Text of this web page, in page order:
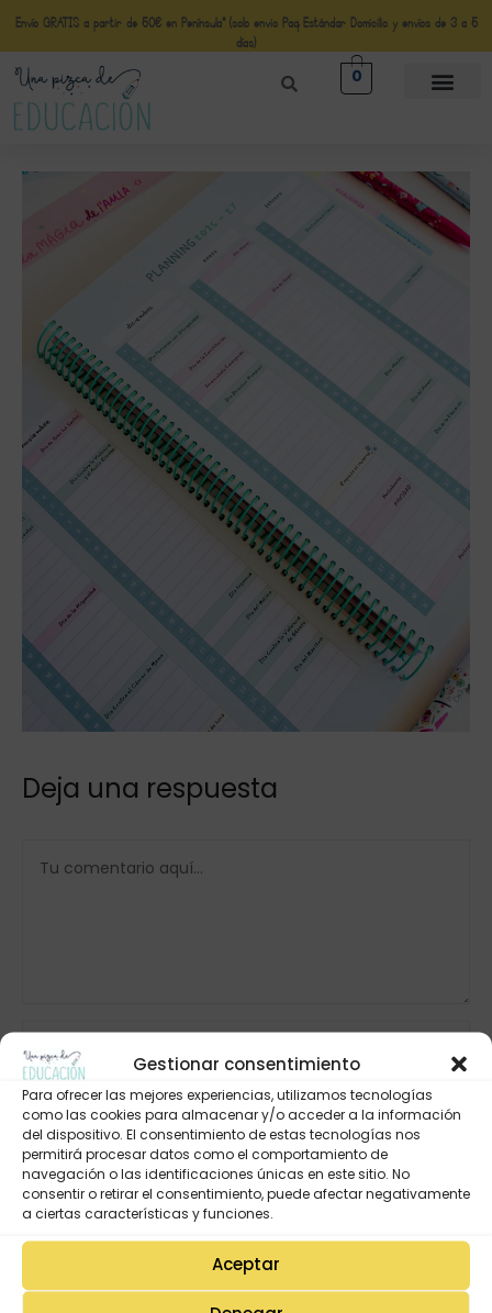
Gestionar consentimiento
Para ofrecer las mejores experiencias, utilizamos tecnologías
como las cookies para almacenar y/o acceder a la información
del dispositivo. El consentimiento de estas tecnologías nos
permitirá procesar datos como el comportamiento de
navegación o las identificaciones únicas en este sitio. No
consentir o retirar el consentimiento, puede afectar negativamente
a ciertas características y funciones.
Aceptar
Envío GRATIS a partir de 50€ en Península* (solo envio Paq Estándar Domicilio y envíos de 3 a 5
días)
0
Deja una respuesta